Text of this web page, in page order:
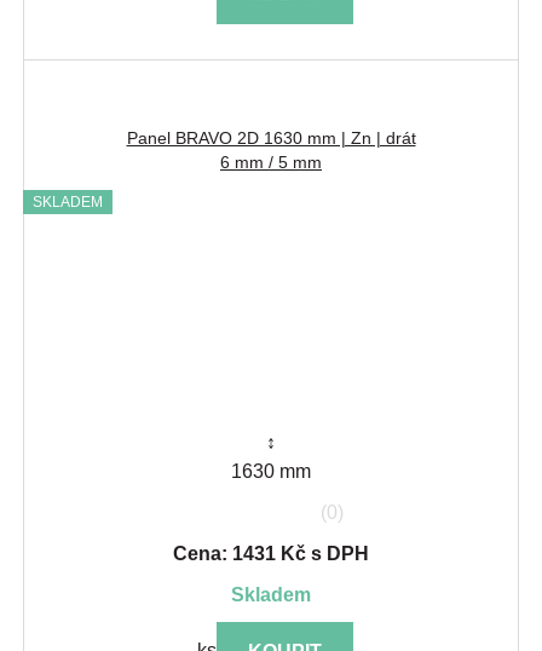
Panel BRAVO 2D 1630 mm | Zn | drát
6 mm / 5 mm
SKLADEM
↕
1630 mm
(0)
Cena: 1431 Kč s DPH
skladem